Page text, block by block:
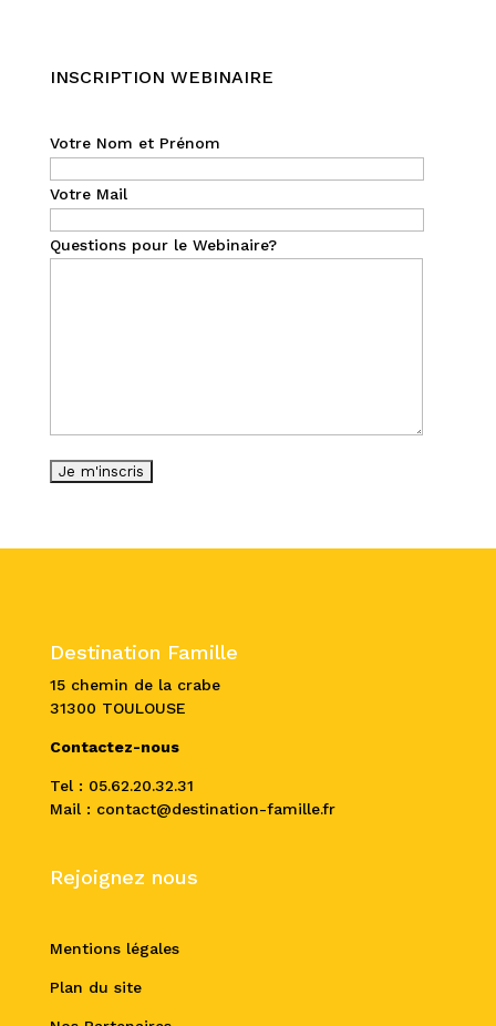
INSCRIPTION WEBINAIRE
Votre Nom et Prénom
Votre Mail
Questions pour le Webinaire?
Destination Famille
15 chemin de la crabe
31300 TOULOUSE
Contactez-nous
Tel : 05.62.20.32.31
Mail : contact@destination-famille.fr
Rejoignez nous
Mentions légales
Plan du site